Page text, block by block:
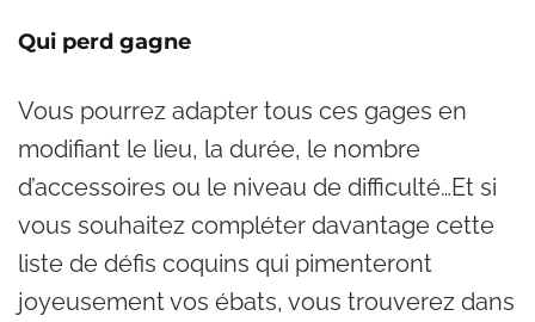
Qui perd gagne
Vous pourrez adapter tous ces gages en
modifiant le lieu, la durée, le nombre
d’accessoires ou le niveau de difficulté…Et si
vous souhaitez compléter davantage cette
liste de défis coquins qui pimenteront
joyeusement vos ébats, vous trouverez dans